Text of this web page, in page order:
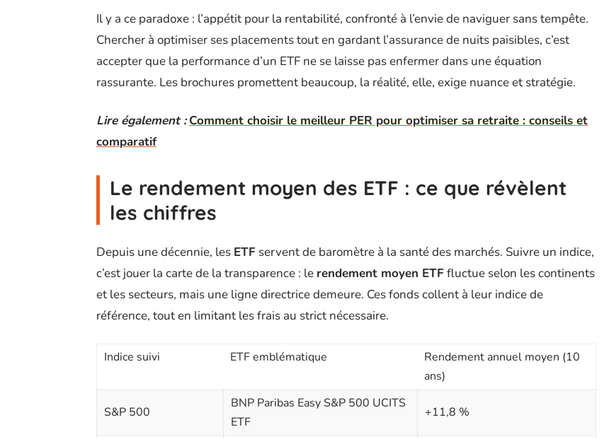
Il y a ce paradoxe : l’appétit pour la rentabilité, confronté à l’envie de naviguer sans tempête.
Chercher à optimiser ses placements tout en gardant l’assurance de nuits paisibles, c’est
accepter que la performance d’un ETF ne se laisse pas enfermer dans une équation
rassurante. Les brochures promettent beaucoup, la réalité, elle, exige nuance et stratégie.
Lire également : Comment choisir le meilleur PER pour optimiser sa retraite : conseils et
comparatif
Le rendement moyen des ETF : ce que révèlent
les chiffres
Depuis une décennie, les ETF servent de baromètre à la santé des marchés. Suivre un indice,
c’est jouer la carte de la transparence : le rendement moyen ETFfluctue selon les continents
et les secteurs, mais une ligne directrice demeure. Ces fonds collent à leur indice de
référence, tout en limitant les frais au strict nécessaire.
Indice suivi ETF emblématique
Rendement annuel moyen (10
ans)
S&P 500
BNP Paribas Easy S&P 500 UCITS
ETF
+11,8 %